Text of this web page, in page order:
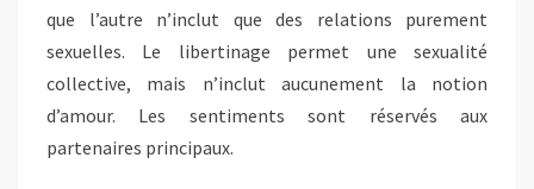
que l’autre n’inclut que des relations purement
sexuelles. Le libertinage permet une sexualité
collective, mais n’inclut aucunement la notion
d’amour. Les sentiments sont réservés aux
partenaires principaux.